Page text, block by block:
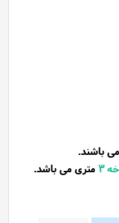
باشند.
3متری می باشد.